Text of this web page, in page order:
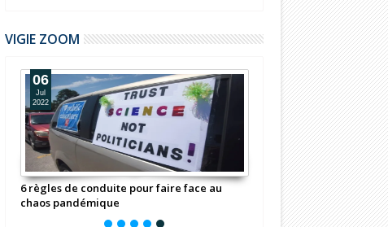
VIGIE ZOOM
6 règles de conduite pour faire face au
chaos pandémique
06
Jul
2022